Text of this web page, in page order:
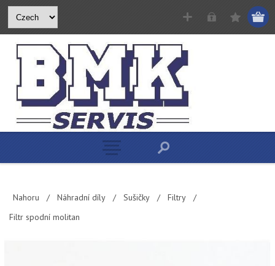
Nahoru / Náhradní díly / Sušičky / Filtry
/
Filtr spodní molitan